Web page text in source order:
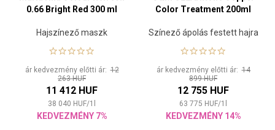
0.66 Bright Red 300 ml
Hajszínező maszk
ár kedvezmény előtti ár:12
263 HUF
11 412 HUF
38 040 HUF/1
KEDVEZMÉNY 7%
Color Treatment 200ml
Színező ápolás festett hajra
ár kedvezmény előtti ár:14
899 HUF
12 755 HUF
63 775 HUF/1
KEDVEZMÉNY 14%